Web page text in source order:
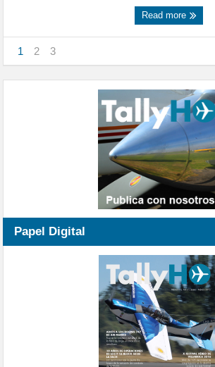
Read more
1 2 3
Papel Digital